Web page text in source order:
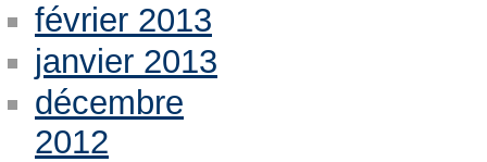
février 2013
janvier 2013
décembre
2012